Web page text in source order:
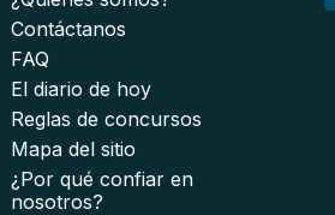
Contáctanos
FAQ
El diario de hoy
Reglas de concursos
Mapa del sitio
¿Por qué confiar en
nosotros?